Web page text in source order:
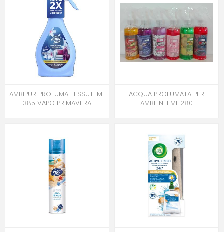
AMBIPUR PROFUMA TESSUTI ML
385 VAPO PRIMAVERA
ACQUA PROFUMATA PER
AMBIENTI ML 280